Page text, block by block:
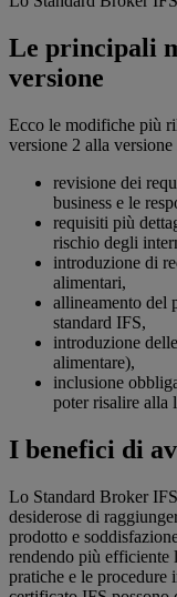
Le principali
versione
Ecco le modifiche più
versione 2 alla versione
revisione dei
business e le
requisiti più
rischio degli
introduzione di
alimentari,
allineamento del
standard IFS,
introduzione
alimentare),
inclusione
poter risalire alla
I benefici di
Lo Standard Broker
desiderose di
prodotto e
rendendo più efficiente
pratiche e le procedure